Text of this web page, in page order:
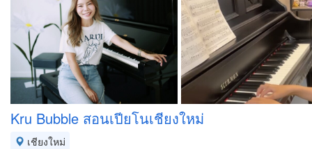
Kru Bubble สอนเปียโนเชียงใหม่
เชียงใหม่